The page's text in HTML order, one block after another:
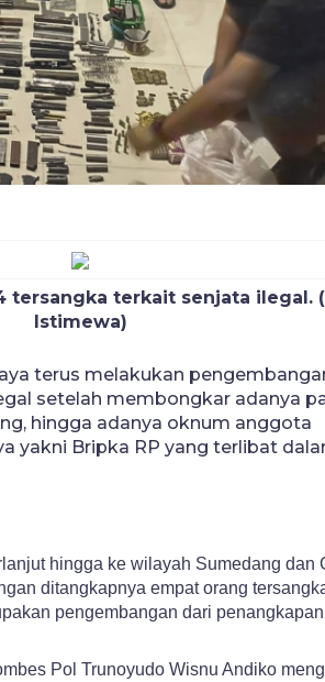
tersangka terkait senjata ilegal.
Istimewa)
terus melakukan
setelah membongkar adanya
hingga adanya oknum anggota
yakni Bripka RP yang terlibat
hingga ke wilayah Sumedang dan
ditangkapnya empat orang
pengembangan dari
Pol Trunoyudo Wisnu Andiko